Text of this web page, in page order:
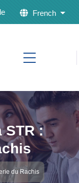
French List
STR :
du Rachis